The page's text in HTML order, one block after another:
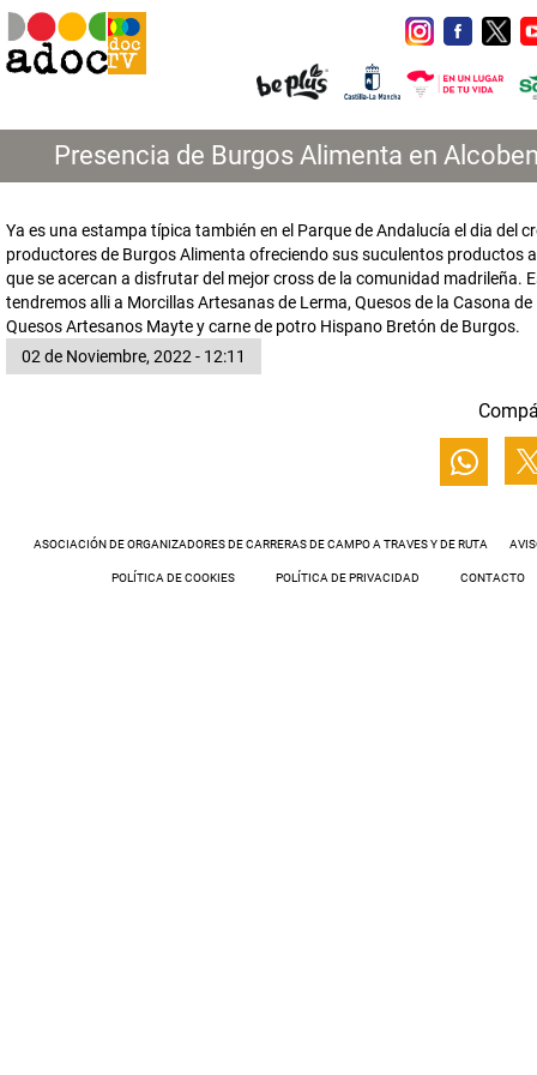
Presencia de Burgos Alimenta en
Ya es una estampa típica también en el Parque de Andalucía el dia del
productores de Burgos Alimenta ofreciendo sus suculentos productos
que se acercan a disfrutar del mejor cross de la comunidad madrileña.
tendremos alli a Morcillas Artesanas de Lerma, Quesos de la Casona de
Quesos Artesanos Mayte y carne de potro Hispano Bretón de Burgos.
02 de Noviembre, 2022 - 12:11
ASOCIACIÓN DE ORGANIZADORES DE CARRERAS DE CAMPO A TRAVES Y DE RUTA
POLÍTICA DE COOKIES POLÍTICA DE PRIVACIDAD CONTACTO